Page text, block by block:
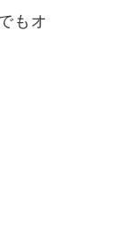
もオ